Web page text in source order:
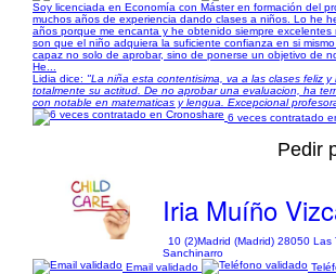
Soy licenciada en Economía con Máster en formación del
muchos años de experiencia dando clases a niños. Lo he
años porque me encanta y he obtenido siempre excelentes
son que el niño adquiera la suficiente confianza en si
capaz no solo de aprobar, sino de ponerse un objetivo de
He...
Lidia dice: "La niña esta contentisima, va a las clases feliz y
totalmente su actitud. De no aprobar una evaluacion, ha
con notable en matematicas y lengua. Excepcional
6 veces contratado
Pedir
Iria Muíño
10 (2)Madrid (Madrid) 28050 Las
Sanchinarro
Email validado